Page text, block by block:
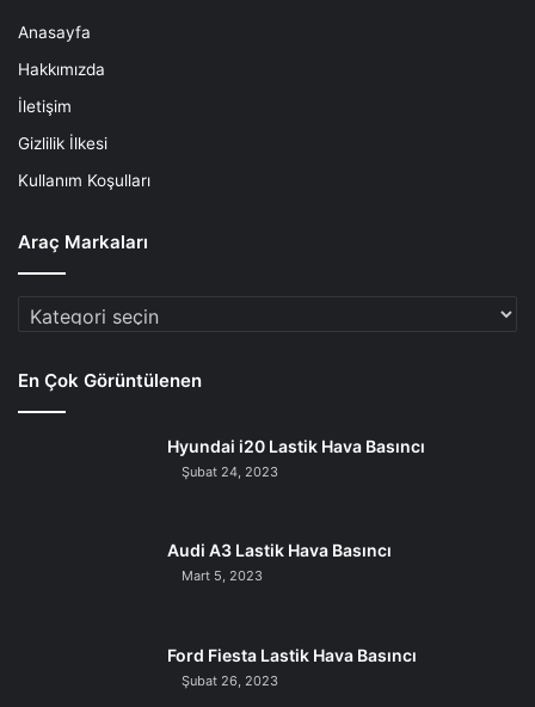
Anasayfa
Hakkımızda
İletişim
Gizlilik İlkesi
Kullanım Koşulları
Araç Markaları
Araç
En Çok Görüntülenen
Hyundai i20 Lastik Hava Basıncı
Şubat 24, 2023
Audi A3 Lastik Hava Basıncı
Mart 5, 2023
Ford Fiesta Lastik Hava Basıncı
Şubat 26, 2023